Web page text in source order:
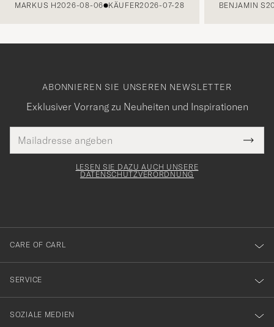
MARKUS H2026-08-06 KÄUFER2026-07-28 BENJAMIN S
ABONNIEREN SIE UNSEREN NEWSLETTER
Exklusiver Vorrang zu Neuheiten und Inspirationen
Mail
Adresse
Tack
för
dig
till
vårt
nyhetsbrev!
LESEN SIE DAZU AUCH UNSERE
DATENSCHUTZVERORDNUNG
CARE OF CARL
SERVICE
SOZIALE MEDIEN